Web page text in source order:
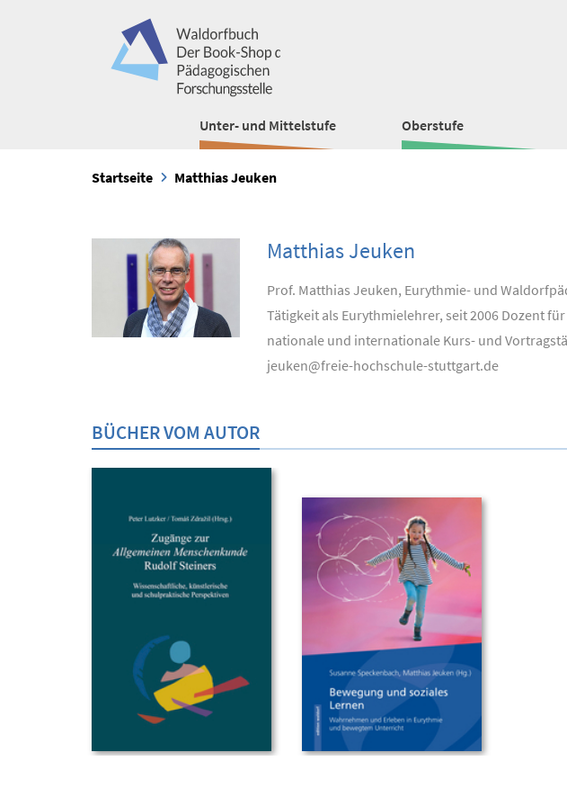
Unter- und Mittelstufe Oberstufe
Startseite Matthias Jeuken
Matthias Jeuken
Prof. Matthias Jeuken, Eurythmie- und
Tätigkeit als Eurythmielehrer, seit 2006 Dozent
nationale und internationale Kurs- und
jeuken@freie-hochschule-stuttgart.de
BÜCHER VOM AUTOR